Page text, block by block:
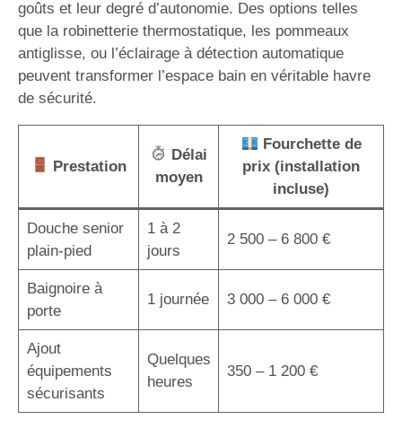
goûts et leur degré d’autonomie. Des options telles
que la robinetterie thermostatique, les pommeaux
antiglisse, ou l’éclairage à détection automatique
peuvent transformer l’espace bain en véritable havre
de sécurité.
Prestation
Délai
moyen
Fourchette de
prix (installation
incluse)
Douche senior
plain-pied
1 à 2
jours
2 500 – 6 800 €
Baignoire à
porte
1 journée 3 000 – 6 000 €
Ajout
équipements
sécurisants
Quelques
heures
350 – 1 200 €